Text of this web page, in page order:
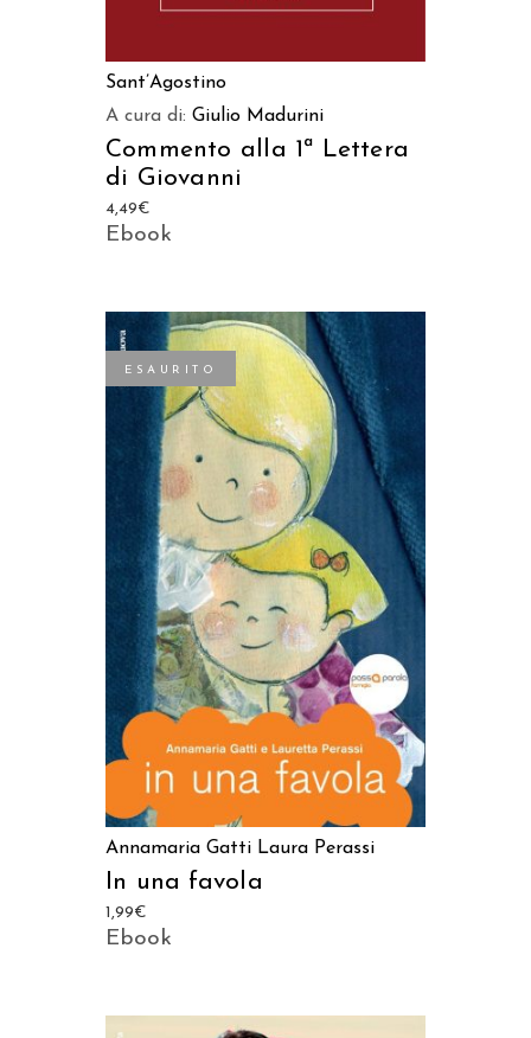
Sant’Agostino
A cura di: Giulio Madurini
Commento alla 1ª Lettera
di Giovanni
4,49€
Ebook
ESAURITO
LEGGI TUTTO
Annamaria Gatti Laura Perassi
In una favola
1,99€
Ebook